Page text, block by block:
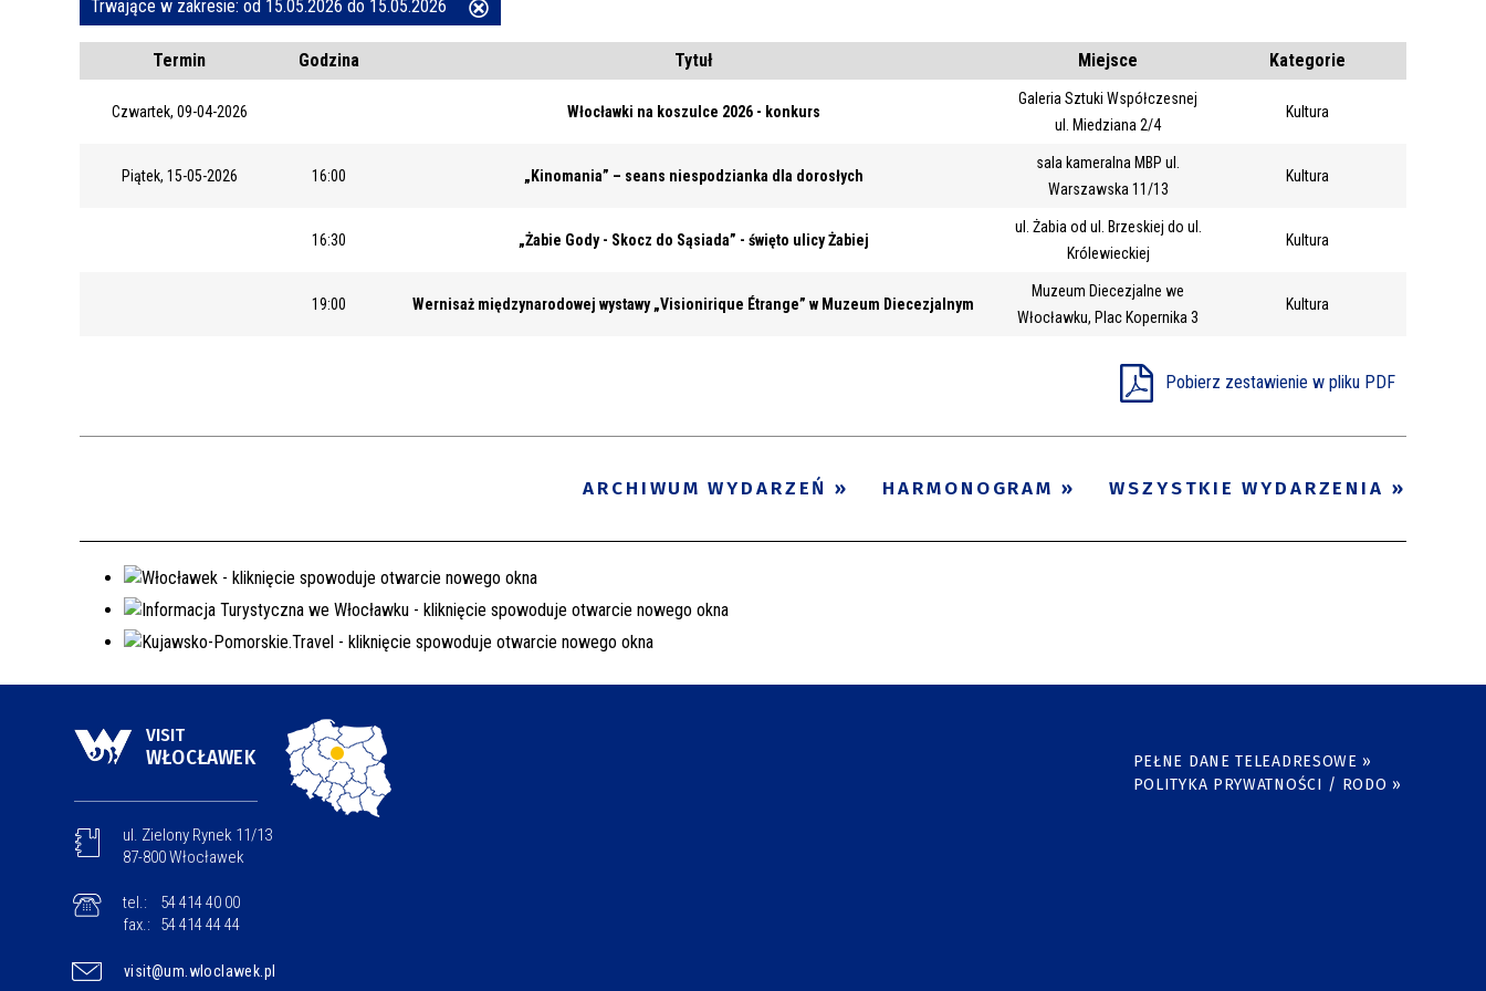
REJSY PO ZALEWIE WŁOCŁAWSKIM
WŁOCŁAWEK NA SZLAKU
Kategoria
Trwające w
Organizator
Trwające w zakresie: od 15.05.2026 do 15.05.2026
ten
Termin Godzina Tytuł Miejsce Kategorie
Czwartek, 09-04-2026 Włocławki na koszulce 2026 - konkurs
Galeria Sztuki Współczesnej
ul. Miedziana 2/4
Kultura
Piątek, 15-05-2026 16:00 „Kinomania” – seans niespodzianka dla dorosłych
sala kameralna MBP ul.
Warszawska 11/13
Kultura
16:30 „Żabie Gody - Skocz do Sąsiada” - święto ulicy Żabiej
ul. Żabia od ul. Brzeskiej do ul.
Królewieckiej
Kultura
19:00 Wernisaż międzynarodowej wystawy „Visionirique Étrange” w Muzeum Diecezjalnym
Muzeum Diecezjalne we
Włocławku, Plac Kopernika 3
Kultura
Pobierz zestawienie w pliku PDF
WSZYSTKIE WYDARZENIA
HARMONOGRAM
ARCHIWUM WYDARZEŃ
VISIT
WŁOCŁAWEK
ul. Zielony Rynek 11/13
87-800 Włocławek
tel.:
54 414 40 00
fax.:
54 414 44 44
visit@um.wloclawek.pl
PEŁNE DANE TELEADRESOWE »
POLITYKA PRYWATNOŚCI / RODO »